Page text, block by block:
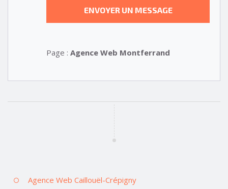
Page : Agence Web Montferrand
Agence Web Caillouël-Crépigny